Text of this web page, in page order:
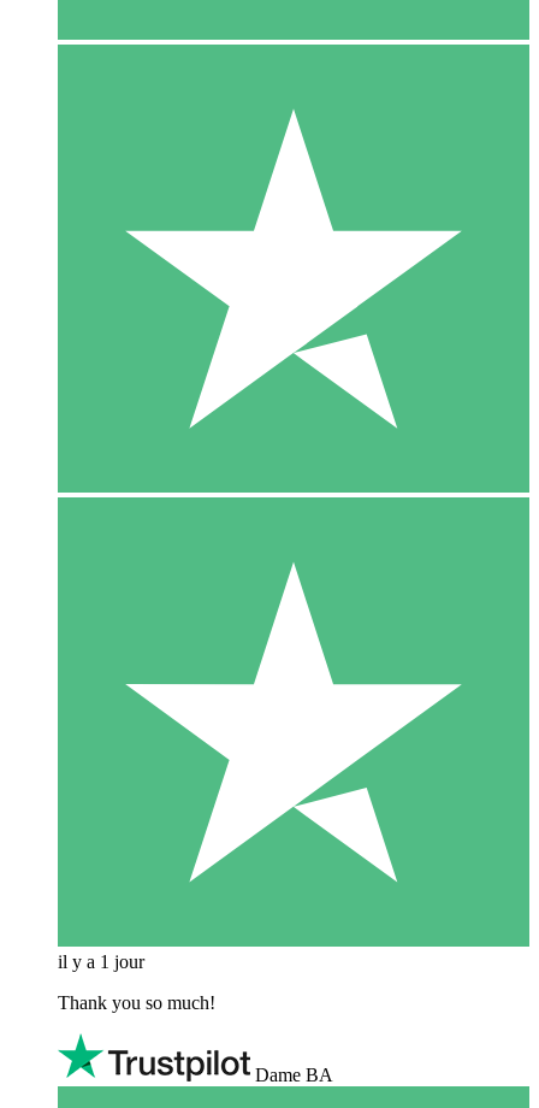
il y a 1 jour
Thank you so much!
Dame BA